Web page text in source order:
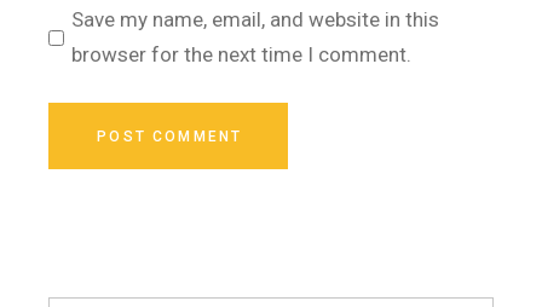
Save my name, email, and website in this
browser for the next time I comment.
POST COMMENT